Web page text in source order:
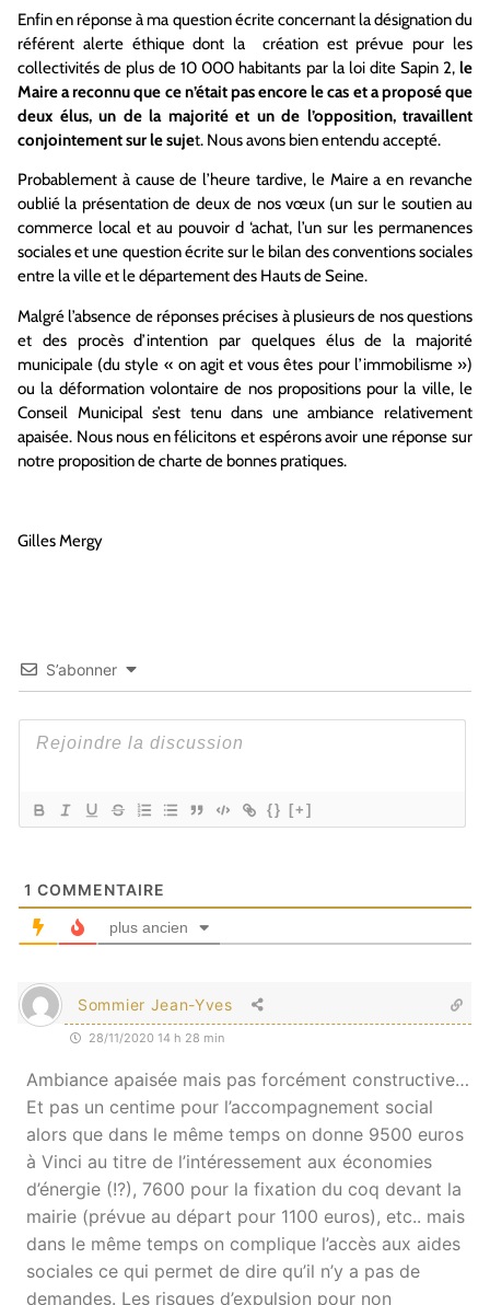
Enfin en réponse à ma question écrite concernant la désignation du
référent alerte éthique dont la création est prévue pour les
collectivités de plus de 10 000 habitants par la loi dite Sapin 2, le
Maire a reconnu que ce n’était pas encore le cas et a proposé que
deux élus, un de la majorité et un de l’opposition, travaillent
conjointement sur le sujet. Nous avons bien entendu accepté.
Probablement à cause de l’heure tardive, le Maire a en revanche
oublié la présentation de deux de nos vœux (un sur le soutien au
commerce local et au pouvoir d ‘achat, l’un sur les permanences
sociales et une question écrite sur le bilan des conventions sociales
entre la ville et le département des Hauts de Seine.
Malgré l’absence de réponses précises à plusieurs de nos questions
et des procès d’intention par quelques élus de la majorité
municipale (du style « on agit et vous êtes pour l’immobilisme »)
ou la déformation volontaire de nos propositions pour la ville, le
Conseil Municipal s’est tenu dans une ambiance relativement
apaisée. Nous nous en félicitons et espérons avoir une réponse sur
notre proposition de charte de bonnes pratiques.
Gilles Mergy
S’abonner
{} [+]
1 COMMENTAIRE
plus ancien
Sommier Jean-Yves
28/11/2020 14 h 28 min
Ambiance apaisée mais pas forcément constructive…
Et pas un centime pour l’accompagnement social
alors que dans le même temps on donne 9500 euros
à Vinci au titre de l’intéressement aux économies
d’énergie (!?), 7600 pour la fixation du coq devant la
mairie (prévue au départ pour 1100 euros), etc.. mais
dans le même temps on complique l’accès aux aides
sociales ce qui permet de dire qu’il n’y a pas de
demandes. Les risques d’expulsion pour non